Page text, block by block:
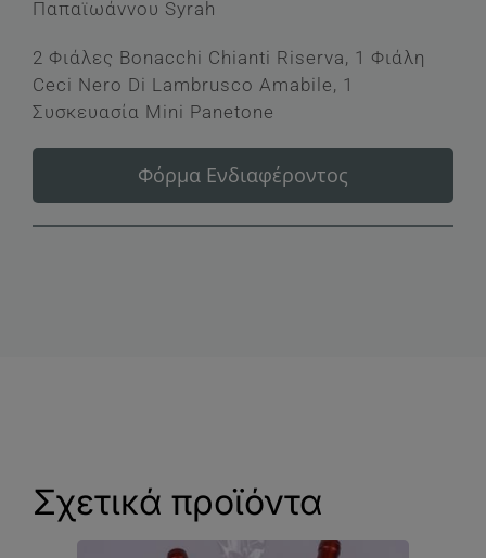
Παπαϊωάννου Syrah
2 Φιάλες Bonacchi Chianti Riserva, 1 Φιάλη
Ceci Nero Di Lambrusco Amabile, 1
Συσκευασία Mini Panetone
Φόρμα Ενδιαφέροντος
Σχετικά προϊόντα